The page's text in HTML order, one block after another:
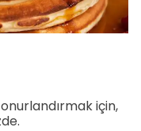
onurlandırmak için,